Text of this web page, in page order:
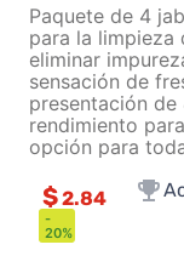
Paquete de 4
para la limpieza
eliminar
sensación de
presentación
rendimiento
opción para
-
20%
$2.84